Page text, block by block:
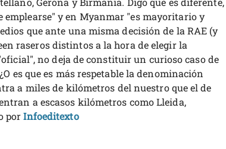
emplearse" y en Myanmar "es mayoritario y
que ante una misma decisión de la RAE (y
raseros distintos a la hora de elegir la
no deja de constituir un curioso caso de
es que es más respetable la denominación
a miles de kilómetros del nuestro que el de
a escasos kilómetros como Lleida,
porInfoeditexto